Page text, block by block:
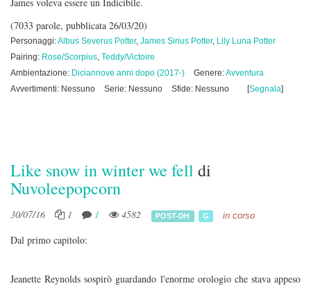
(7033 parole, pubblicata 26/03/20)
Personaggi:Albus Severus Potter, James Sirius Potter, Lily Luna Potter
Pairing: Rose/Scorpius, Teddy/Victoire
Ambientazione: Diciannove anni dopo (2017-) Genere:Avventura
Avvertimenti: Nessuno
Serie: Nessuno Sfide: Nessuno [Segnala]
Like snow in winter we fell di
Nuvoleepopcorn
30/07/16 1 1 4582 POST-DH G in corso
Dal primo capitolo:
Jeanette Reynolds sospirò guardando l'enorme orologio che stava appeso